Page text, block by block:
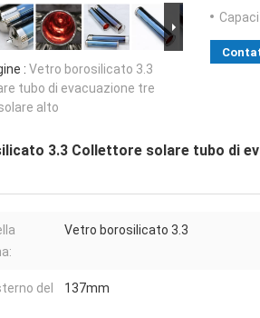
: Vetro borosilicato 3.3
tubo di evacuazione tre
alto
3.3 Collettore solare tubo di
Vetro borosilicato 3.3
del
137mm